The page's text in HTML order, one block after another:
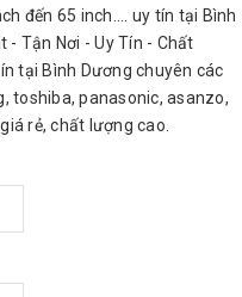
đến 65 inch.... uy tín tại Bình
- Tận Nơi - Uy Tín - Chất
tại Bình Dương chuyên các
toshiba, panasonic, asanzo,
rẻ, chất lượng cao.